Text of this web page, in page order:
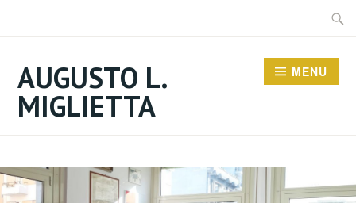
AUGUSTO L.
MIGLIETTA
MENU